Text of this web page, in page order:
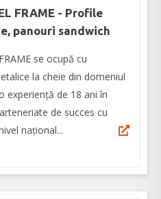
FRAME - Profile
panouri sandwich
se ocupă cu
la cheie din domeniul
experiență de 18 ani în
de succes cu
național...